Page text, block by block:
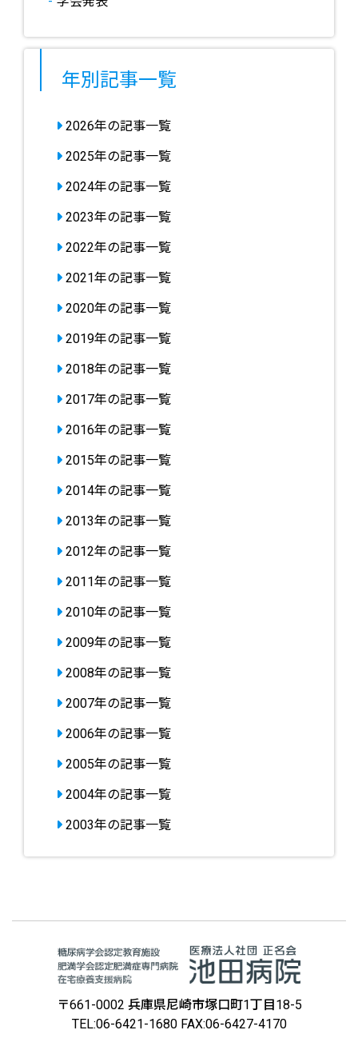
年別記事一覧
2026年の記事一覧
2025年の記事一覧
2024年の記事一覧
2023年の記事一覧
2022年の記事一覧
2021年の記事一覧
2020年の記事一覧
2019年の記事一覧
2018年の記事一覧
2017年の記事一覧
2016年の記事一覧
2015年の記事一覧
2014年の記事一覧
2013年の記事一覧
2012年の記事一覧
2011年の記事一覧
2010年の記事一覧
2009年の記事一覧
2008年の記事一覧
2007年の記事一覧
2006年の記事一覧
2005年の記事一覧
2004年の記事一覧
2003年の記事一覧
〒661-0002 兵庫県尼崎市塚⼝町1丁⽬18-5
TEL:06-6421-1680 FAX:06-6427-4170